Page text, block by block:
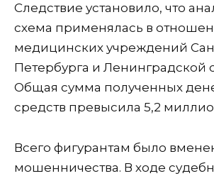
Следствие установило, что
схема применялась в
медицинских учреждений
Петербурга и Ленинградской
Общая сумма полученных
средств превысила 5,2
Всего фигурантам было
мошенничества. В ходе